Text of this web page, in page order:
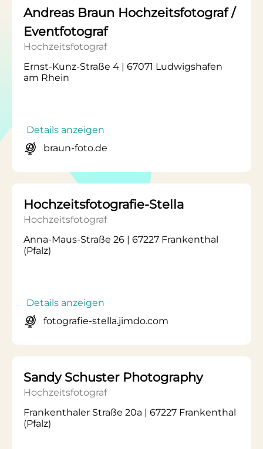
Andreas Braun Hochzeitsfotograf /
Eventfotograf
Hochzeitsfotograf
Ernst-Kunz-Straße 4 | 67071 Ludwigshafen
am Rhein
Details anzeigen
braun-foto.de
Hochzeitsfotografie-Stella
Hochzeitsfotograf
Anna-Maus-Straße 26 | 67227 Frankenthal
(Pfalz)
Details anzeigen
fotografie-stella.jimdo.com
Sandy Schuster Photography
Hochzeitsfotograf
Frankenthaler Straße 20a | 67227 Frankenthal
(Pfalz)